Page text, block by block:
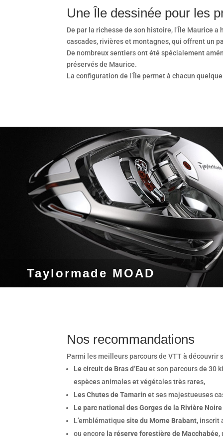
Une Île dessinée pour les
De par la richesse de son histoire, l’Île Maurice
cascades, rivières et montagnes, qui offrent un
De nombreux sentiers ont été spécialement
préservés de Maurice.
La configuration de l’Île permet à chacun
Taylormade MOAD
Nos recommandations
Parmi les meilleurs parcours de VTT à découvrir
Le circuit de Bras d’Eau et son parcours de 30
espèces animales et végétales très rares,
Les Chutes de Tamarin et ses majestueuses
Le parc national des Gorges de la Rivière Noire
L’emblématiquesite du Morne Brabant, inscrit
ou encore la réserve forestière de Macchabée,